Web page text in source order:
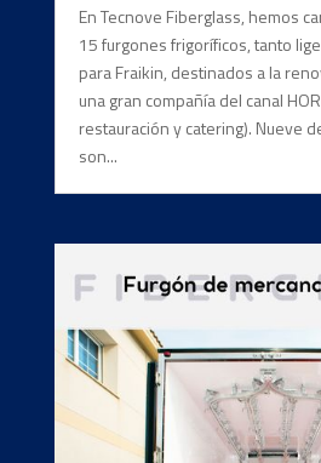
En Tecnove Fiberglass, hemos
15 furgones frigoríficos, tanto
para Fraikin, destinados a la
una gran compañía del canal
restauración y catering). Nueve
son...